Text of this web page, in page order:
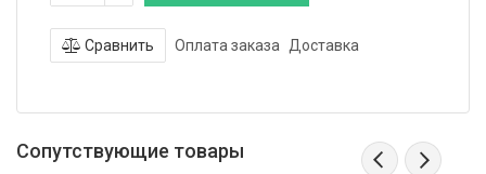
Сравнить Оплата заказа Доставка
Сопутствующие товары